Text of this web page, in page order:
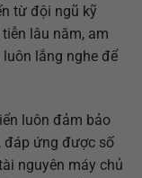
từ đội ngũ kỹ
lâu năm, am
lắng nghe để
luôn đảm bảo
đáp ứng được số
nguyên máy chủ